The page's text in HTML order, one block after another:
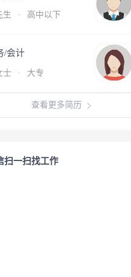
生 · 高中以下
/会计
士 · 大专
查看更多简历
扫一扫找工作